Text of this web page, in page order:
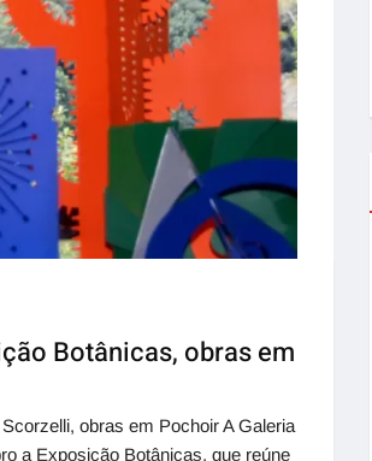
Botânicas, obras em
obras em Pochoir A Galeria
a Exposição Botânicas, que reúne